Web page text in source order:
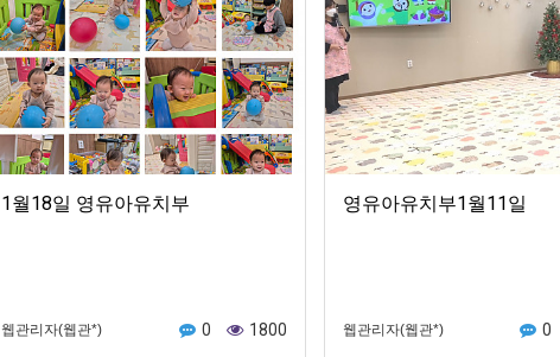
1월18일 영유아유치부
웹관리자(웹관*) 0 1800
영유아유치부1월11일
웹관리자(웹관*) 0